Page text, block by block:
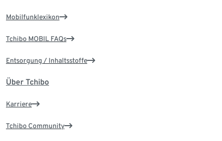
Mobilfunklexikon
Tchibo MOBIL FAQs
Entsorgung / Inhaltsstoffe
Über Tchibo
Karriere
Tchibo Community